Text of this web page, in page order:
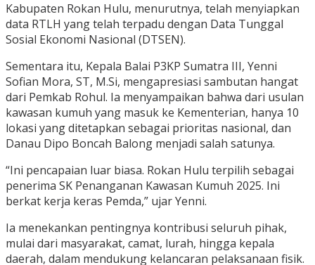
Kabupaten Rokan Hulu, menurutnya, telah menyiapkan
data RTLH yang telah terpadu dengan Data Tunggal
Sosial Ekonomi Nasional (DTSEN).
Sementara itu, Kepala Balai P3KP Sumatra III, Yenni
Sofian Mora, ST, M.Si, mengapresiasi sambutan hangat
dari Pemkab Rohul. Ia menyampaikan bahwa dari usulan
kawasan kumuh yang masuk ke Kementerian, hanya 10
lokasi yang ditetapkan sebagai prioritas nasional, dan
Danau Dipo Boncah Balong menjadi salah satunya.
“Ini pencapaian luar biasa. Rokan Hulu terpilih sebagai
penerima SK Penanganan Kawasan Kumuh 2025. Ini
berkat kerja keras Pemda,” ujar Yenni.
Ia menekankan pentingnya kontribusi seluruh pihak,
mulai dari masyarakat, camat, lurah, hingga kepala
daerah, dalam mendukung kelancaran pelaksanaan fisik.